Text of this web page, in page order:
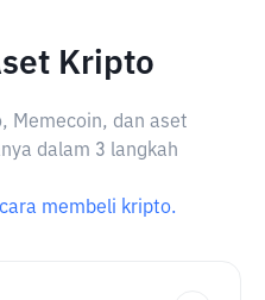
Kripto
Memecoin, dan aset
dalam 3 langkah
membeli kripto.